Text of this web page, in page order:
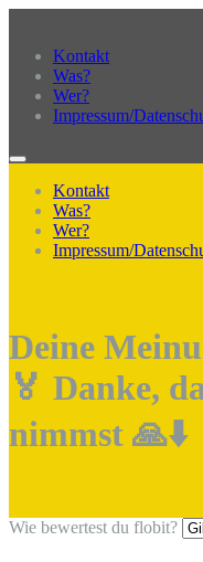
Kontakt
Was?
Wer?
Impressum/
Kontakt
Was?
Wer?
Impressum/
Deine
🏅 Danke,
nimmst 🙏⬇️
Wie bewertest du flobit?